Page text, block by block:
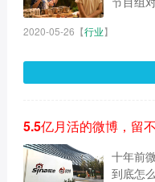
2020-05-26 【行业】
5.5亿月活的微博，留
十年前
到底怎